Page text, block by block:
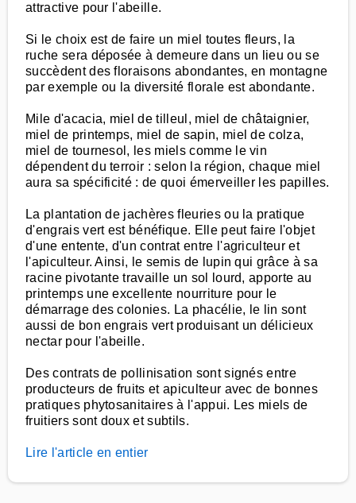
attractive pour l'abeille.
Si le choix est de faire un miel toutes fleurs, la
ruche sera déposée à demeure dans un lieu ou se
succèdent des floraisons abondantes, en montagne
par exemple ou la diversité florale est abondante.
Mile d'acacia, miel de tilleul, miel de châtaignier,
miel de printemps, miel de sapin, miel de colza,
miel de tournesol, les miels comme le vin
dépendent du terroir : selon la région, chaque miel
aura sa spécificité : de quoi émerveiller les papilles.
La plantation de jachères fleuries ou la pratique
d'engrais vert est bénéfique. Elle peut faire l'objet
d'une entente, d'un contrat entre l'agriculteur et
l'apiculteur. Ainsi, le semis de lupin qui grâce à sa
racine pivotante travaille un sol lourd, apporte au
printemps une excellente nourriture pour le
démarrage des colonies. La phacélie, le lin sont
aussi de bon engrais vert produisant un délicieux
nectar pour l'abeille.
Des contrats de pollinisation sont signés entre
producteurs de fruits et apiculteur avec de bonnes
pratiques phytosanitaires à l'appui. Les miels de
fruitiers sont doux et subtils.
Lire l'article en entier